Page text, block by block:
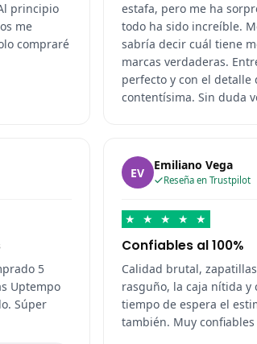
principio
me
compraré
estafa, pero me ha
todo ha sido increíble.
sabría decir cuál tiene
marcas verdaderas.
perfecto y con el detalle
contentísima. Sin duda
5
Uptempo
Súper
EV Emiliano Vega
Reseña en Trustpilot
★ ★ ★ ★ ★
Confiables al 100%
Calidad brutal,
rasguño, la caja nítida y
tiempo de espera el
también. Muy